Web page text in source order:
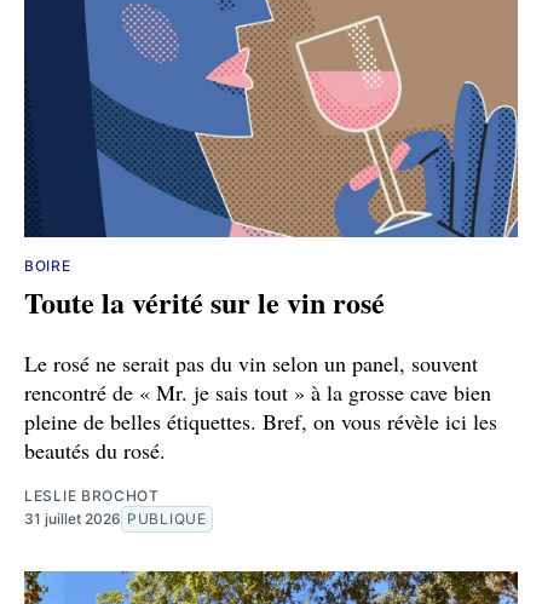
BOIRE
Toute la vérité sur le vin rosé
Le rosé ne serait pas du vin selon un panel, souvent
rencontré de « Mr. je sais tout » à la grosse cave bien
pleine de belles étiquettes. Bref, on vous révèle ici les
beautés du rosé.
LESLIE BROCHOT
31 juillet 2026 PUBLIQUE